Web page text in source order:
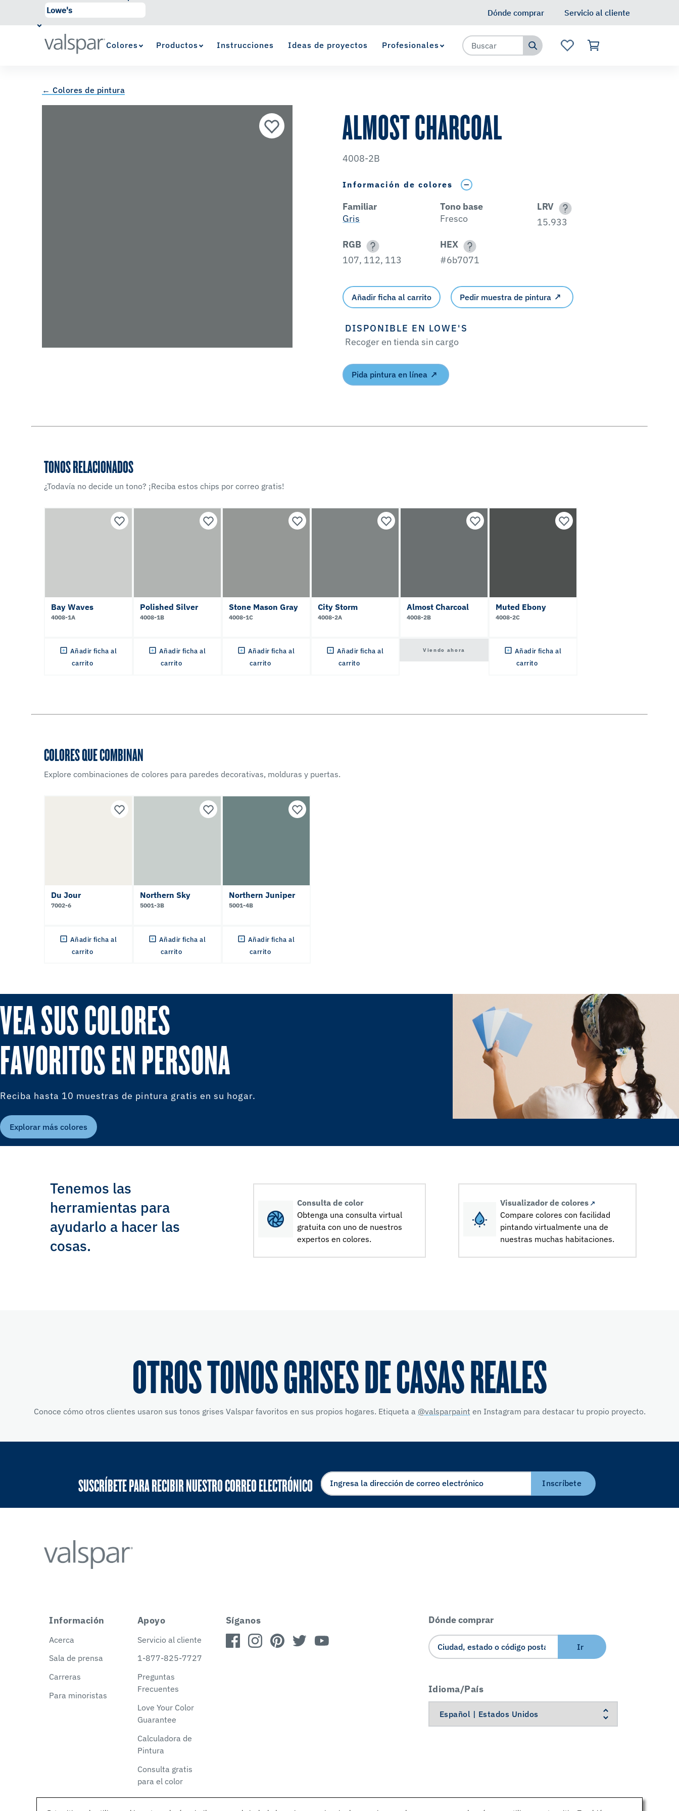
Dónde comprar
Servicio al cliente
Colores Productos Instrucciones Ideas de proyectos Profesionales
← Colores de pintura
ALMOST CHARCOAL
4008-2B
Información de colores
Familiar
Gris
Tono base
Fresco
LRV
15.933
RGB
107, 112, 113
HEX
#6b7071
Añadir ficha al carrito Pedir muestra de pintura
DISPONIBLE EN LOWE'S
Recoger en tienda sin cargo
Pida pintura en línea
TONOS RELACIONADOS
¿Todavía no decide un tono? ¡Reciba estos chips por correo gratis!
Bay Waves
4008-1A
Añadir ficha al
carrito
Polished Silver
4008-1B
Añadir ficha al
carrito
Stone Mason Gray
4008-1C
Añadir ficha al
carrito
City Storm
4008-2A
Añadir ficha al
carrito
Almost Charcoal
4008-2B
Viendo ahora
Muted Ebony
4008-2C
Añadir ficha al
carrito
COLORES QUE COMBINAN
Explore combinaciones de colores para paredes decorativas, molduras y puertas.
Du Jour
7002-6
Añadir ficha al
carrito
Northern Sky
5001-3B
Añadir ficha al
carrito
Northern Juniper
5001-4B
Añadir ficha al
carrito
VEA SUS COLORES
FAVORITOS EN PERSONA
Reciba hasta 10 muestras de pintura gratis en su hogar.
Explorar más colores
Tenemos las
herramientas para
ayudarlo a hacer las
cosas.
Consulta de color
Obtenga una consulta virtual
gratuita con uno de nuestros
expertos en colores.
Visualizador de colores
Compare colores con facilidad
pintando virtualmente una de
nuestras muchas habitaciones.
OTROS TONOS GRISES DE CASAS REALES
Conoce cómo otros clientes usaron sus tonos grises Valspar favoritos en sus propios hogares. Etiqueta a @valsparpaint en Instagram para destacar tu propio proyecto.
SUSCRÍBETE PARA RECIBIR NUESTRO CORREO ELECTRÓNICO Inscríbete
Información
Acerca
Sala de prensa
Carreras
Para minoristas
Apoyo
Servicio al cliente
1-877-825-7727
Preguntas
Frecuentes
Love Your Color
Guarantee
Calculadora de
Pintura
Consulta gratis
para el color
Síganos Dónde comprar
Ir
Idioma/País